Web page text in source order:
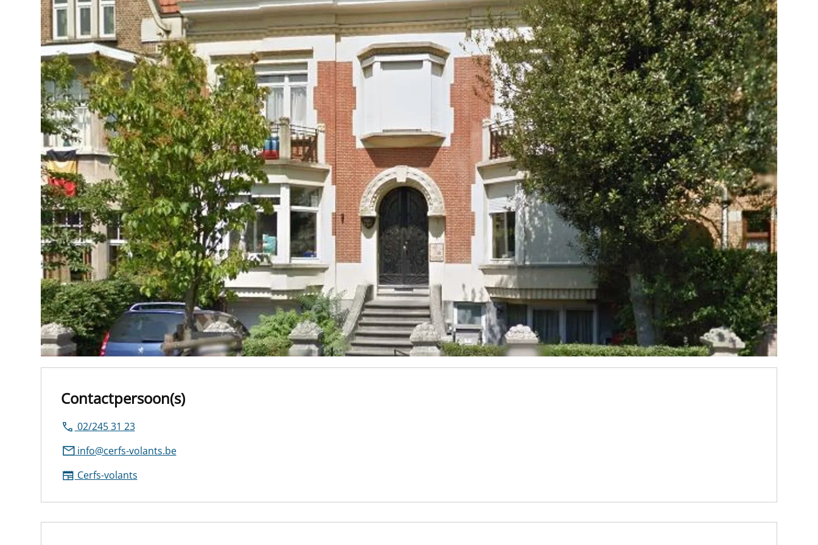
Contactpersoon(s)
02/245 31 23
info@cerfs-volants.be
Cerfs-volants